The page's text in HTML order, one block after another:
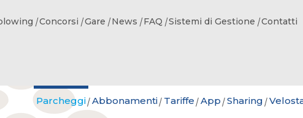
Concorsi Gare News FAQ Sistemi di Gestione Contatti
Parcheggi Abbonamenti Tariffe App Sharing